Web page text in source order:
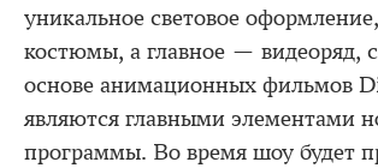
уникальное световое
костюмы, а главное — видеоряд,
основе анимационных фильмов
являются главными элементами
программы. Во время шоу будет